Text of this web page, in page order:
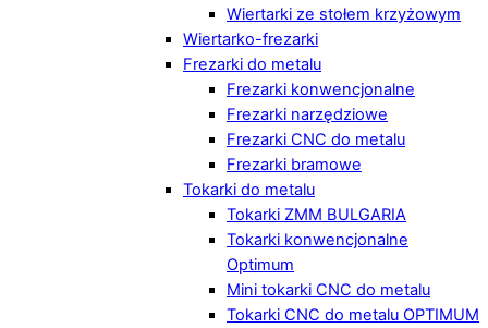
Wiertarki ze stołem krzyżowym
Wiertarko-frezarki
Frezarki do metalu
Frezarki konwencjonalne
Frezarki narzędziowe
Frezarki CNC do metalu
Frezarki bramowe
Tokarki do metalu
Tokarki ZMM BULGARIA
Tokarki konwencjonalne
Optimum
Mini tokarki CNC do metalu
Tokarki CNC do metalu OPTIMUM